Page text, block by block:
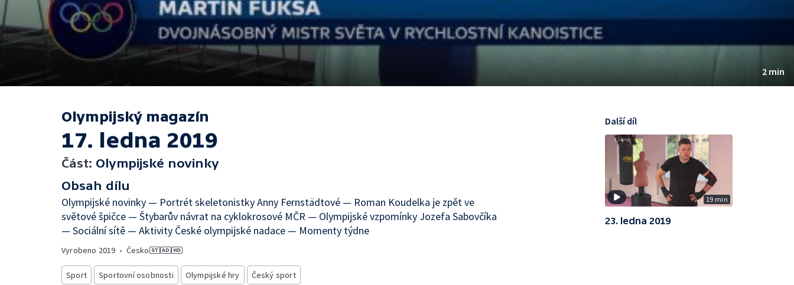
2 min
Olympijský magazín
17. ledna 2019
Část: Olympijské novinky
Obsah dílu
Olympijské novinky — Portrét skeletonistky Anny Fernstädtové — Roman Koudelka je zpět ve
světové špičce — Štybarův návrat na cyklokrosové MČR — Olympijské vzpomínky Jozefa Sabovčíka
— Sociální sítě — Aktivity České olympijské nadace — Momenty týdne
Vyrobeno 2019 • Česko
Sport Sportovní osobnosti Olympijské hry Český sport
19 min
Další díl
23. ledna 2019